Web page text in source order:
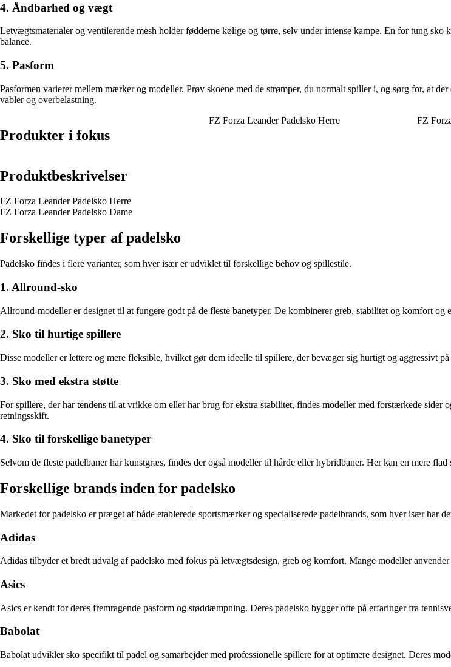
4. Åndbarhed og vægt
Letvægtsmaterialer og ventilerende mesh holder fødderne kølige og tørre, selv under intense kampe. En for tung
balance.
5. Pasform
Pasformen varierer mellem mærker og modeller. Prøv skoene med de strømper, du normalt spiller i, og sørg for, at
vabler og overbelastning.
Produkter i fokus
FZ Forza Leander Padelsko Herre FZ
Produktbeskrivelser
FZ Forza Leander Padelsko Herre
FZ Forza Leander Padelsko Dame
Forskellige typer af padelsko
Padelsko findes i flere varianter, som hver især er udviklet til forskellige behov og spillestile.
1. Allround-sko
Allround-modeller er designet til at fungere godt på de fleste banetyper. De kombinerer greb, stabilitet og komfort
2. Sko til hurtige spillere
Disse modeller er lettere og mere fleksible, hvilket gør dem ideelle til spillere, der bevæger sig hurtigt og aggressivt
3. Sko med ekstra støtte
For spillere, der har tendens til at vrikke om eller har brug for ekstra stabilitet, findes modeller med forstærkede
retningsskift.
4. Sko til forskellige banetyper
Selvom de fleste padelbaner har kunstgræs, findes der også modeller til hårde eller hybridbaner. Her kan en mere
Forskellige brands inden for padelsko
Markedet for padelsko er præget af både etablerede sportsmærker og specialiserede padelbrands, som hver især har
Adidas
Adidas tilbyder et bredt udvalg af padelsko med fokus på letvægtsdesign, greb og komfort. Mange modeller
Asics
Asics er kendt for deres fremragende pasform og støddæmpning. Deres padelsko bygger ofte på erfaringer fra
Babolat
Babolat udvikler sko specifikt til padel og samarbejder med professionelle spillere for at optimere designet. Deres